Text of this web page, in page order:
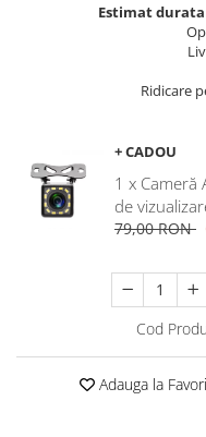
Navigatii Jeep
Navigatii Land Rover
Navigatii Chrysler
Estimat
Ridicare
+ CADOU
1 x Cameră
de
79,00 RON
Cod
Adauga la